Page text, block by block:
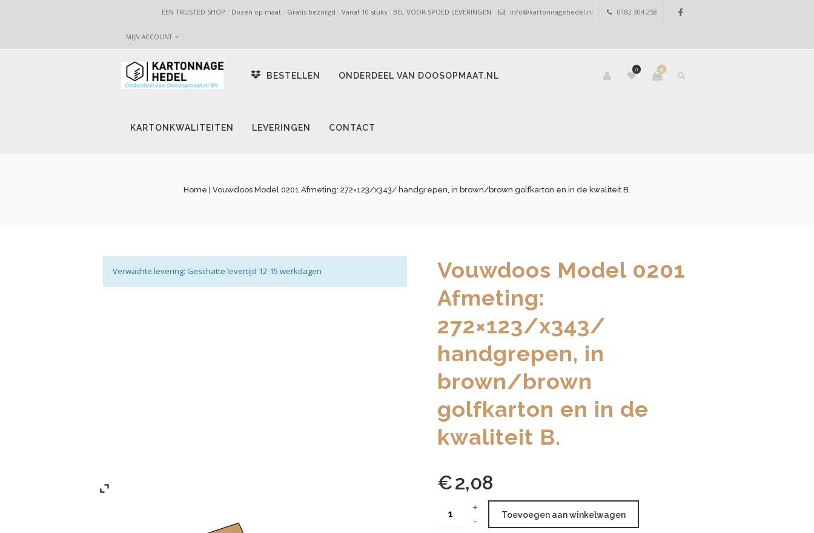
EEN TRUSTED SHOP - Dozen op maat - Gratis bezorgd - Vanaf 10 stuks - BEL VOOR SPOED LEVERINGEN info@kartonnagehedel.nl 0182 304 258
MIJN ACCOUNT
0
0
BESTELLEN ONDERDEEL VAN DOOSOPMAAT.NL
KARTONKWALITEITEN LEVERINGEN CONTACT
Home | Vouwdoos Model 0201 Afmeting: 272×123/x343/ handgrepen, in brown/brown golfkarton en in de kwaliteit B.
Vouwdoos Model 0201
Afmeting:
272×123/x343/
handgrepen, in
brown/brown
golfkarton en in de
kwaliteit B.
Verwachte levering: Geschatte levertijd 12-15 werkdagen
€2,08
Toevoegen aan winkelwagen